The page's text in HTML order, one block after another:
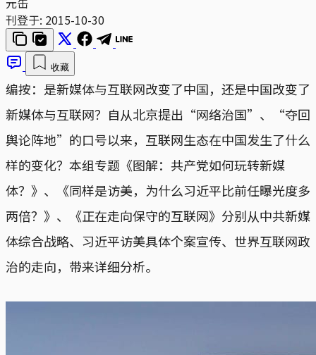
刊登于: 2015-10-30
收藏
编按：是新媒体与互联网改变了中国，还是中国改变了
新媒体与互联网？自从北京提出“网络治国”、“夺回
舆论阵地”的口号以来，互联网生态在中国发生了什么
样的变化？本组专题《图解：共产党如何玩转新媒
体？》、《同样是访美，为什么习近平比前任曝光度多
两倍？》、《正在走向保守的互联网》分别从中共新媒
体综合战略、习近平访美具体个案宣传、世界互联网政
治的走向，带来详细分析。